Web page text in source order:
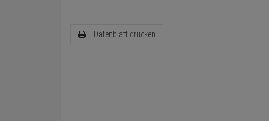
Datenblatt drucken